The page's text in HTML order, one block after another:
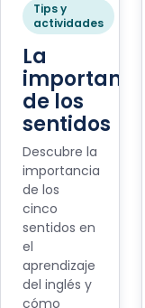
Tips y
actividades
La
importancia
de los
sentidos
Descubre la
importancia
de los
cinco
sentidos en
el
aprendizaje
del inglés y
cómo